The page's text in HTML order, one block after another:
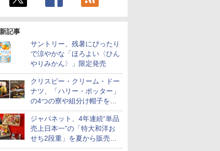
記事
サントリー、残暑にぴったり
で涼やかな「ほろよい〈ひん
やりみかん〉」限定発売
クリスピー・クリーム・ドー
ナツ、「ハリー・ポッター」
の4つの寮や組分け帽子をイ
メージしたドーナツなど発売
ジャパネット、4年連続“単品
売上日本一”の「特大和洋お
せち2段重」を夏から販売。
73品・年越しそば付き